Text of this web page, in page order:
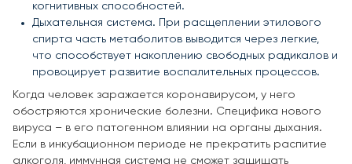
когнитивных способностей.
Дыхательная система. При расщеплении этилового
спирта часть метаболитов выводится через легкие,
что способствует накоплению свободных радикалов и
провоцирует развитие воспалительных процессов.
Когда человек заражается коронавирусом, у него
обостряются хронические болезни. Специфика нового
вируса – в его патогенном влиянии на органы дыхания.
Если в инкубационном периоде не прекратить распитие
алкоголя, иммунная система не сможет защищать